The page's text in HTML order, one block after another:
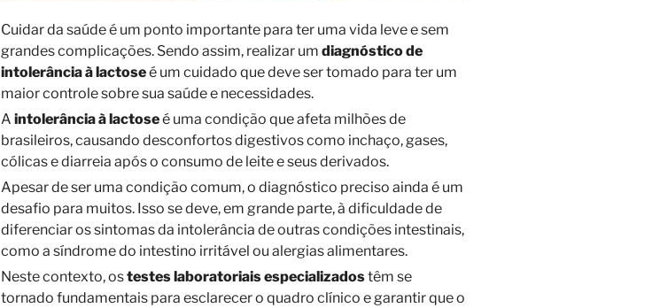
Cuidar da saúde é um ponto importante para ter uma vida leve e sem
grandes complicações. Sendo assim, realizar um diagnóstico de
intolerância à lactoseé um cuidado que deve ser tomado para ter um
maior controle sobre sua saúde e necessidades.
A intolerância à lactoseé uma condição que afeta milhões de
brasileiros, causando desconfortos digestivos como inchaço, gases,
cólicas e diarreia após o consumo de leite e seus derivados.
Apesar de ser uma condição comum, o diagnóstico preciso ainda é um
desafio para muitos. Isso se deve, em grande parte, à dificuldade de
diferenciar os sintomas da intolerância de outras condições intestinais,
como a síndrome do intestino irritável ou alergias alimentares.
Neste contexto, ostestes laboratoriais especializadostêm se
tornado fundamentais para esclarecer o quadro clínico e garantir que o